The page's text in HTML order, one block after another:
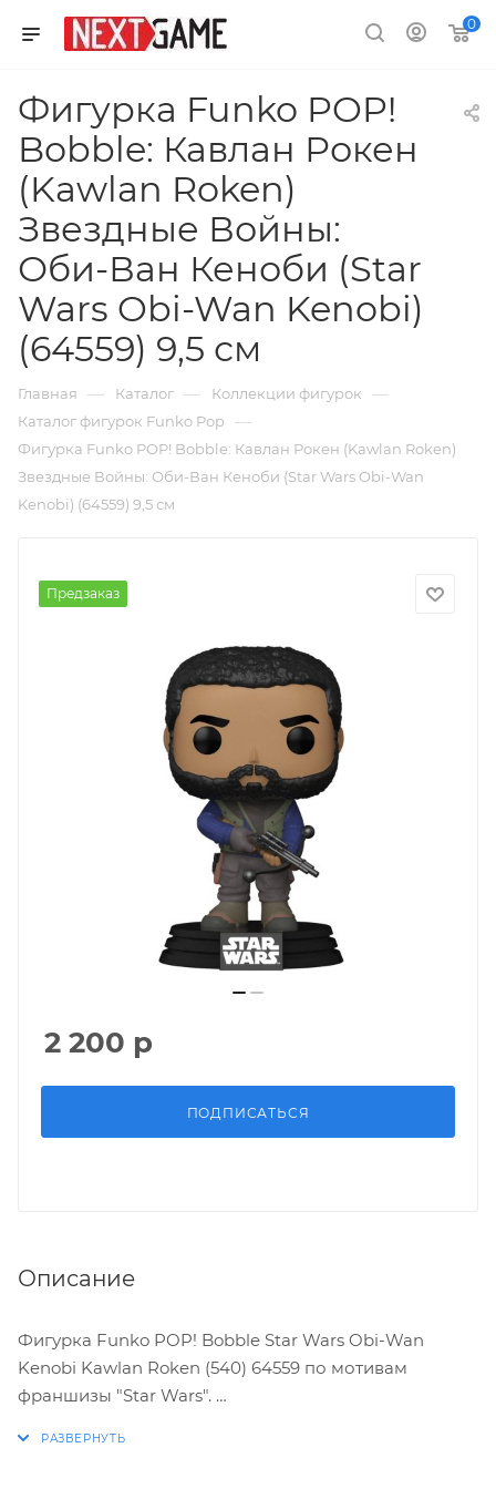
0
Фигурка Funko POP!
Bobble: Кавлан Рокен
(Kawlan Roken)
Звездные Войны:
Оби-Ван Кеноби (Star
Wars Obi-Wan Kenobi)
(64559) 9,5 см
Главная — Каталог — Коллекции фигурок —
Каталог фигурок Funko Pop —
Фигурка Funko POP! Bobble: Кавлан Рокен (Kawlan Roken)
Звездные Войны: Оби-Ван Кеноби (Star Wars Obi-Wan
Kenobi) (64559) 9,5 см
Предзаказ
2 200 р
ПОДПИСАТЬСЯ
Описание
Фигурка Funko POP! Bobble Star Wars Obi-Wan
Kenobi Kawlan Roken (540) 64559 по мотивам
франшизы "Star Wars".